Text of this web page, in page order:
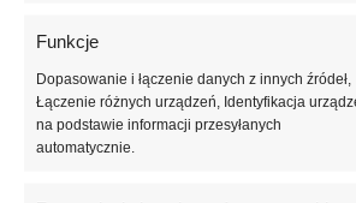
Funkcje
Dopasowanie i łączenie danych z innych źródeł,
Łączenie różnych urządzeń, Identyfikacja
na podstawie informacji przesyłanych
automatycznie.
BS200-CS(10)150-DS(N)5-DS(70,-)2-
Karta techniczna: